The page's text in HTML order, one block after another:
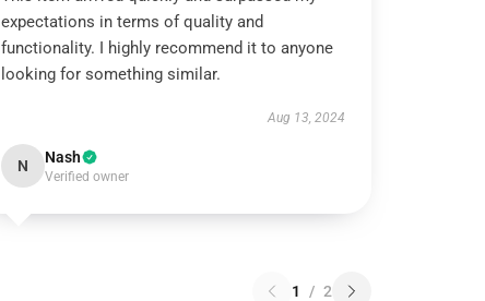
expectations in terms of quality and
functionality. I highly recommend it to anyone
looking for something similar.
Aug 13, 2024
N Nash
Verified owner
1 / 2